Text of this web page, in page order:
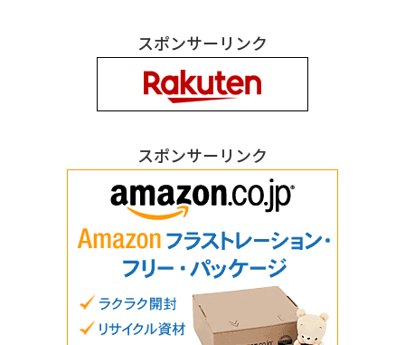
スポンサーリンク
スポンサーリンク